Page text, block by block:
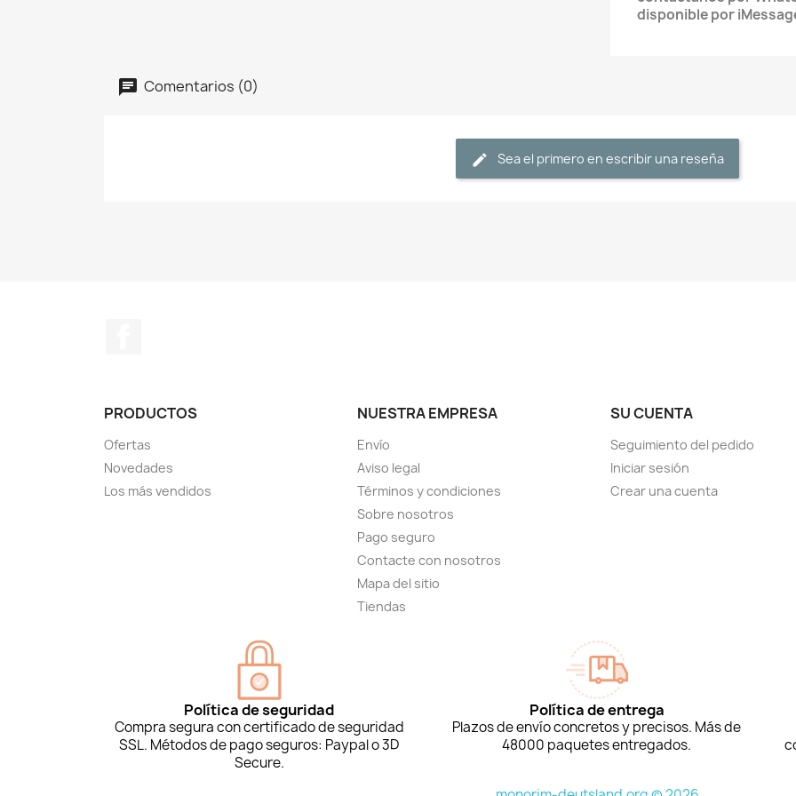
disponible por
Comentarios (0)
Sea el primero en escribir una reseña
PRODUCTOS
Ofertas
Novedades
Los más vendidos
NUESTRA EMPRESA
Envío
Aviso legal
Términos y condiciones
Sobre nosotros
Pago seguro
Contacte con nosotros
Mapa del sitio
Tiendas
SU CUENTA
Seguimiento del pedido
Iniciar sesión
Crear una cuenta
Política de seguridad
Compra segura con certificado de seguridad
SSL. Métodos de pago seguros: Paypal o 3D
Secure.
Política de entrega
Plazos de envío concretos y precisos. Más de
48000 paquetes entregados.